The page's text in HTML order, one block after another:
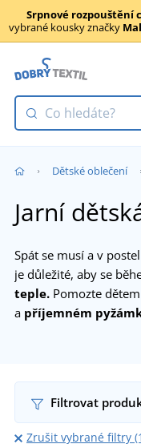
Srpnové rozpouštění
vybrané kousky značky
Dětské oblečení
Jarní
Spát se musí a v
je důležité, aby se
teple. Pomozte
a příjemném
Filtrovat
Zrušit vybrané filtry